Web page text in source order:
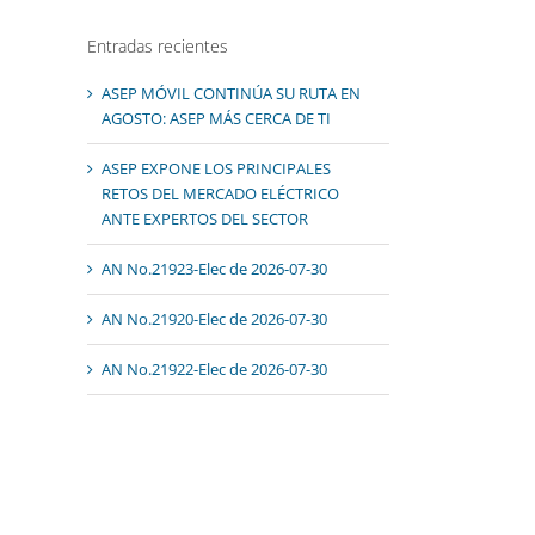
Entradas recientes
ASEP MÓVIL CONTINÚA SU RUTA EN
AGOSTO: ASEP MÁS CERCA DE TI
ASEP EXPONE LOS PRINCIPALES
RETOS DEL MERCADO ELÉCTRICO
ANTE EXPERTOS DEL SECTOR
AN No.21923-Elec de 2026-07-30
AN No.21920-Elec de 2026-07-30
AN No.21922-Elec de 2026-07-30